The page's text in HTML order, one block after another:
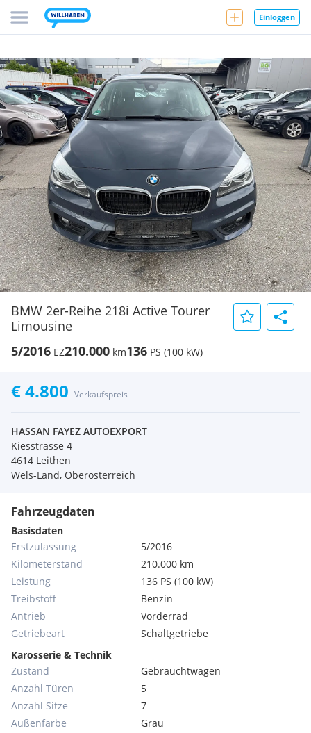
Einloggen
BMW 2er-Reihe 218i Active Tourer
Limousine
5/2016 EZ210.000 km136 PS (100 kW)
€ 4.800 Verkaufspreis
HASSAN FAYEZ AUTOEXPORT
Kiesstrasse 4
4614 Leithen
Wels-Land, Oberösterreich
Fahrzeugdaten
Basisdaten
Erstzulassung
5/2016
Kilometerstand
210.000 km
Leistung
136 PS (100 kW)
Treibstoff
Benzin
Antrieb
Vorderrad
Getriebeart
Schaltgetriebe
Karosserie & Technik
Zustand
Gebrauchtwagen
Anzahl Türen
5
Anzahl Sitze
7
Außenfarbe
Grau